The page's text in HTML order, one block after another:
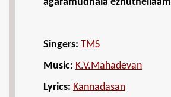
Singers: TMS
Music: K.V.Mahadevan
Lyrics: Kannadasan